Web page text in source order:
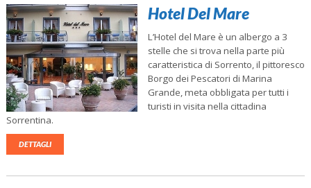
Hotel Del Mare
L’Hotel del Mare è un albergo a 3
stelle che si trova nella parte più
caratteristica di Sorrento, il pittoresco
Borgo dei Pescatori di Marina
Grande, meta obbligata per tutti i
turisti in visita nella cittadina
Sorrentina.
DETTAGLI